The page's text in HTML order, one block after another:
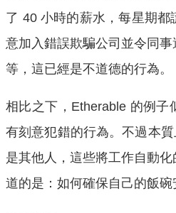
了 40 小時的薪水，每星期都
意加入錯誤欺騙公司並令同
等，這已經是不道德的行為。
相比之下，Etherable 的例子
有刻意犯錯的行為。不過本
是其他人，這些將工作自動
道的是：如何確保自己的飯碗